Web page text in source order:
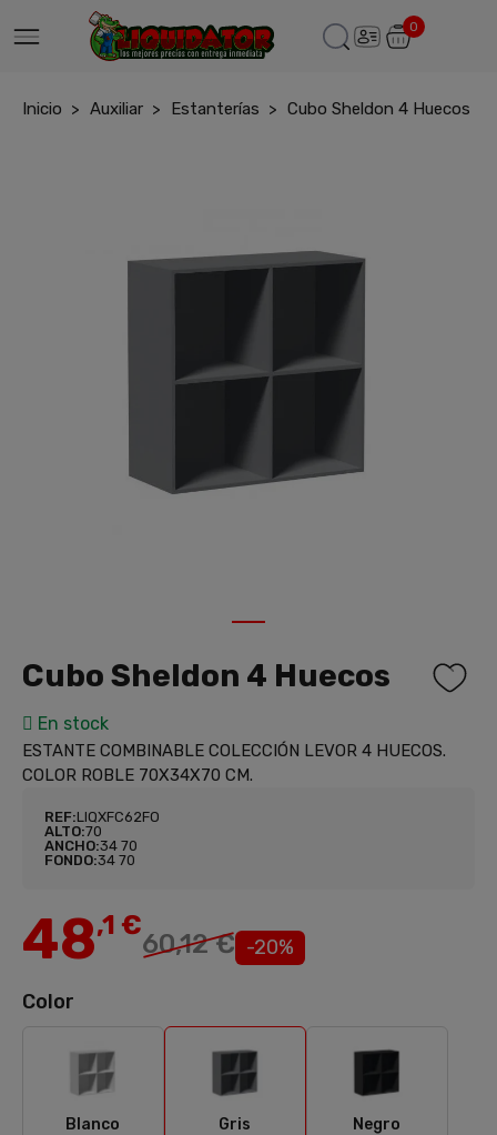
0
Inicio Auxiliar Estanterías Cubo Sheldon 4 Huecos
Cubo Sheldon 4 Huecos
En stock
ESTANTE COMBINABLE COLECCIÓN LEVOR 4 HUECOS.
COLOR ROBLE 70X34X70 CM.
REF:LIQXFC62FO
ALTO:70
ANCHO:34 70
FONDO:34 70
48,1 €
60,12 € -20%
Color
Blanco
Blanco
Gris
Gris
Negro
Negro